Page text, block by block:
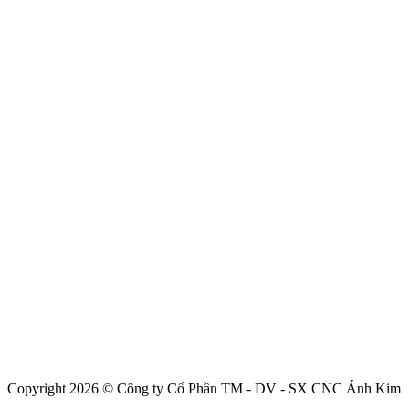
Copyright 2026 © Công ty Cổ Phần TM - DV - SX CNC Ánh Kim